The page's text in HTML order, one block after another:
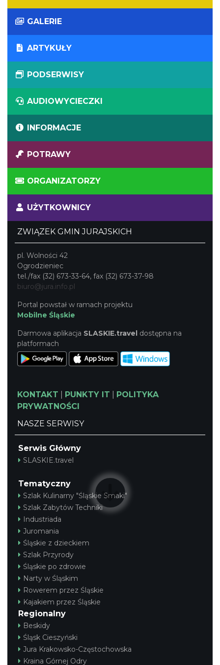
GALERIE
ARTYKUŁY
PODSERWISY
AUDIOWYCIECZKI
INFORMACJE
POTRAWY
ORGANIZATORZY
UŻYTKOWNICY
ZWIĄZEK GMIN JURAJSKICH
pl. Wolności 42
Ogrodzieniec
tel./fax (32) 673-33-64, fax (32) 673-37-98
biuro@jura.info.pl
Portal powstał w ramach projektu
Mobilne Śląskie
Darmowa aplikacja SLASKIE.travel dostępna na
platformach
KONTAKT PUNKTY IT
POLITYKA
PRYWATNOŚCI
NASZE SERWISY
Serwis Główny
SLASKIE.travel
Tematyczny
Szlak Kulinarny "Śląskie Smaki"
Szlak Zabytów Techniki
Industriada
Juromania
Śląskie z dzieckiem
Szlak Przyrody
Śląskie po zdrowie
Narty w Śląskim
Rowerem przez Śląskie
Kajakiem przez Śląskie
Regionalny
Beskidy
Śląsk Cieszyński
Jura Krakowsko-Częstochowska
Kraina Górnej Odry